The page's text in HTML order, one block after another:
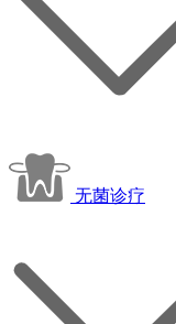
无菌诊疗